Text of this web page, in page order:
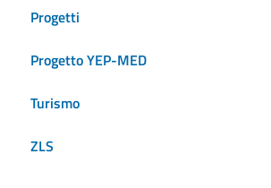
Progetti
Progetto YEP-MED
Turismo
ZLS